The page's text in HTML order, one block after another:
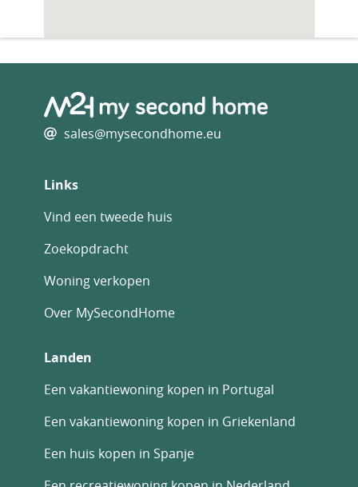
sales@mysecondhome.eu
Links
Vind een tweede huis
Zoekopdracht
Woning verkopen
Over MySecondHome
Landen
Een vakantiewoning kopen in Portugal
Een vakantiewoning kopen in Griekenland
Een huis kopen in Spanje